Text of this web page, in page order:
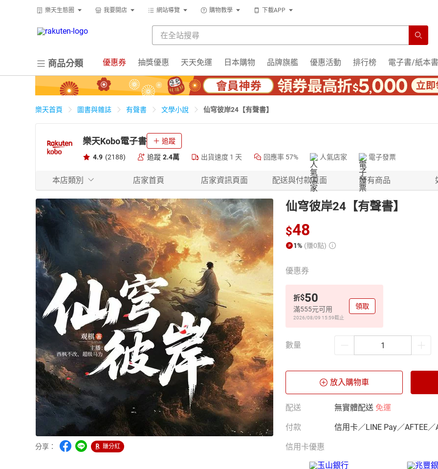
樂天生態圈 我要開店 網站導覽 購物教學 下載APP
商品分類 優惠券 抽獎優惠 天天免運 日本購物 品牌旗艦 優惠活動 排行榜 電子書/紙本書
樂天首頁 圖書與雜誌 有聲書 文學小說 仙穹彼岸24【有聲書】
樂天Kobo電子書 追蹤
4.9 (2188) 追蹤 2.4萬 出貨速度 1 天 回應率 57% 人氣店家 電子發票
本店類別 店家首頁 店家資訊頁面 配送與付款頁面 所有商品
分享： 賺分紅
仙穹彼岸24【有聲書】
$48
1% (賺0點)
優惠券
折$50
滿555元可用
2026/08/09 15:59截止
領取
數量
放入購物車
配送 無實體配送 免運
付款 信用卡／LINE Pay／AFTEE／
信用卡優惠